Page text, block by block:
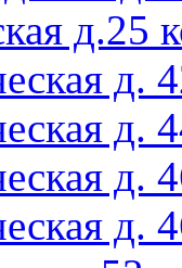
д.25
д.
д.
д.
д.